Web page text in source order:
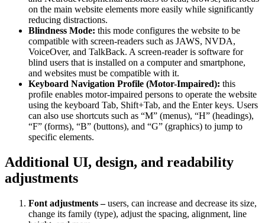
on the main website elements more easily while significantly
reducing distractions.
Blindness Mode: this mode configures the website to be
compatible with screen-readers such as JAWS, NVDA,
VoiceOver, and TalkBack. A screen-reader is software for
blind users that is installed on a computer and smartphone,
and websites must be compatible with it.
Keyboard Navigation Profile (Motor-Impaired): this
profile enables motor-impaired persons to operate the website
using the keyboard Tab, Shift+Tab, and the Enter keys. Users
can also use shortcuts such as “M” (menus), “H” (headings),
“F” (forms), “B” (buttons), and “G” (graphics) to jump to
specific elements.
Additional UI, design, and readability
adjustments
Font adjustments –users, can increase and decrease its size,
change its family (type), adjust the spacing, alignment, line